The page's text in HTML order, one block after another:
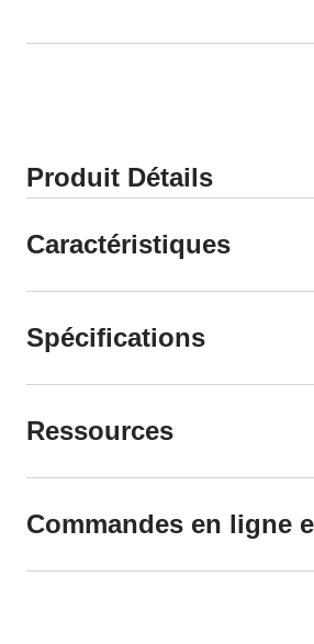
Produit Détails
Caractéristiques
Spécifications
Ressources
Commandes en ligne